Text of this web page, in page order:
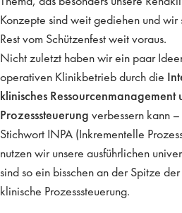
Konzepte sind weit gediehen und wir
Rest vom Schützenfest weit voraus.
Nicht zuletzt haben wir ein paar
operativen Klinikbetrieb durch die
klinisches Ressourcenmanagement
Prozesssteuerung verbessern kann –
Stichwort INPA (Inkrementelle
nutzen wir unsere ausführlichen
sind so ein bisschen an der Spitze
klinische Prozesssteuerung.